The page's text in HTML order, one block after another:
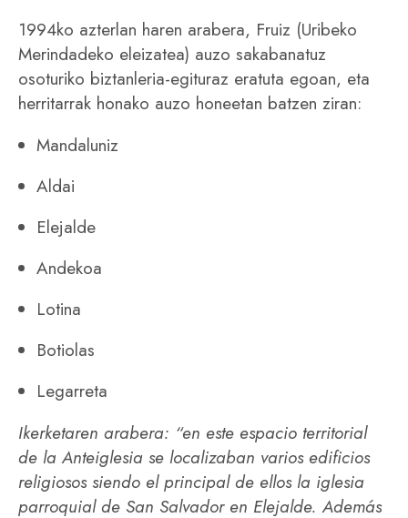
1994ko azterlan haren arabera, Fruiz (Uribeko
Merindadeko eleizatea) auzo sakabanatuz
osoturiko biztanleria-egituraz eratuta egoan, eta
herritarrak honako auzo honeetan batzen ziran:
Mandaluniz
Aldai
Elejalde
Andekoa
Lotina
Botiolas
Legarreta
Ikerketaren arabera: “en este espacio territorial
de la Anteiglesia se localizaban varios edificios
religiosos siendo el principal de ellos la iglesia
parroquial de San Salvador en Elejalde. Además